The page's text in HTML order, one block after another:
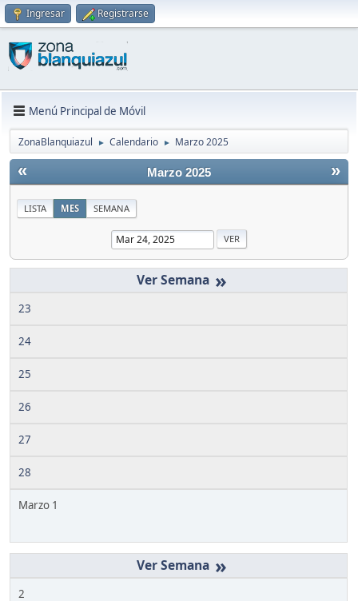
Ingresar Registrarse
Menú Principal de Móvil
ZonaBlanquiazul ► Calendario ► Marzo 2025
« »
Marzo 2025
LISTA MES SEMANA
»
23
24
25
26
27
28
Marzo 1
»
2